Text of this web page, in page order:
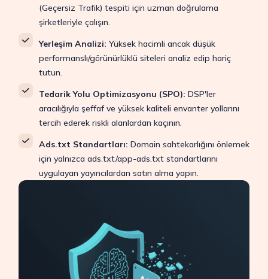
(Geçersiz Trafik) tespiti için uzman doğrulama
şirketleriyle çalışın.
Yerleşim Analizi: Yüksek hacimli ancak düşük
performanslı/görünürlüklü siteleri analiz edip hariç
tutun.
Tedarik Yolu Optimizasyonu (SPO): DSP'ler
aracılığıyla şeffaf ve yüksek kaliteli envanter yollarını
tercih ederek riskli alanlardan kaçının.
Ads.txt Standartları: Domain sahtekarlığını önlemek
için yalnızca ads.txt/app-ads.txt standartlarını
uygulayan yayıncılardan satın alma yapın.